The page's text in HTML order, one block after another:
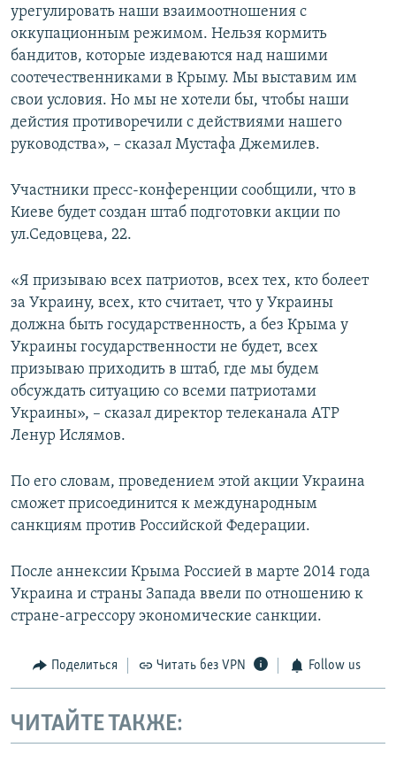
урегулировать наши взаимоотношения с
оккупационным режимом. Нельзя кормить
бандитов, которые издеваются над нашими
соотечественниками в Крыму. Мы выставим им
свои условия. Но мы не хотели бы, чтобы наши
дейстия противоречили с действиями нашего
руководства», – сказал Мустафа Джемилев.
Участники пресс-конференции сообщили, что в
Киеве будет создан штаб подготовки акции по
ул.Седовцева, 22.
«Я призываю всех патриотов, всех тех, кто болеет
за Украину, всех, кто считает, что у Украины
должна быть государственность, а без Крыма у
Украины государственности не будет, всех
призываю приходить в штаб, где мы будем
обсуждать ситуацию со всеми патриотами
Украины», – сказал директор телеканала АТР
Ленур Ислямов.
По его словам, проведением этой акции Украина
сможет присоединится к международным
санкциям против Российской Федерации.
После аннексии Крыма Россией в марте 2014 года
Украина и страны Запада ввели по отношению к
стране-агрессору экономические санкции.
Поделиться Читать без VPN Follow us
ЧИТАЙТЕ ТАКЖЕ: